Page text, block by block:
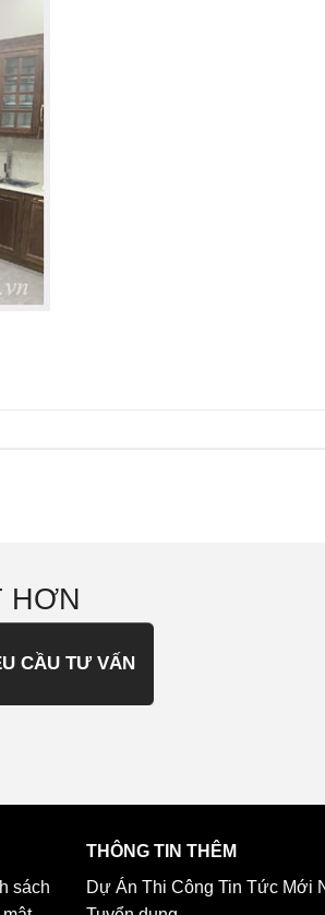
HƠN
CẦU TƯ VẤN
sách
THÔNG TIN THÊM
Dự Án Thi Công Tin Tức Mới